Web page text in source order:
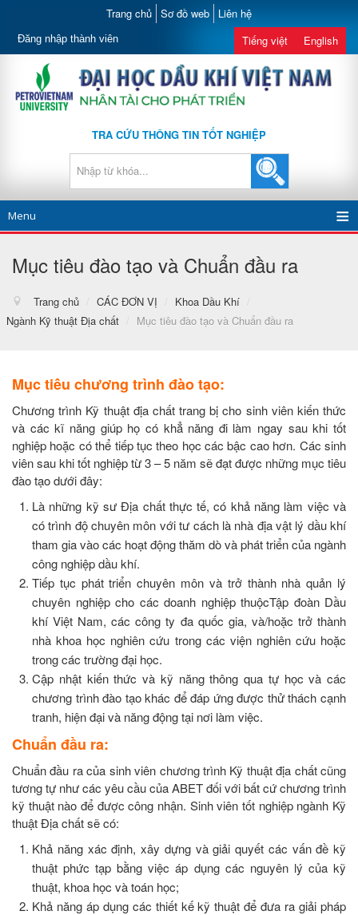
Trang chủ Sơ đồ web Liên hệ
Đăng nhập thành viên Tiếng việt English
TRA CỨU THÔNG TIN TỐT NGHIỆP
Menu
Mục tiêu đào tạo và Chuẩn đầu ra
Trang chủ / CÁC ĐƠN VỊ / Khoa Dầu Khí
/
Ngành Kỹ thuật Địa chất / Mục tiêu đào tạo và Chuẩn đầu ra
Mục tiêu chương trình đào tạo:
Chương trình Kỹ thuật địa chất trang bị cho sinh viên kiến thức
và các kĩ năng giúp họ có khẳ năng đi làm ngay sau khi tốt
nghiệp hoặc có thể tiếp tục theo học các bậc cao hơn. Các sinh
viên sau khi tốt nghiệp từ 3 – 5 năm sẽ đạt được những mục tiêu
đào tạo dưới đây:
Là những kỹ sư Địa chất thực tế, có khả năng làm việc và
có trình độ chuyên môn với tư cách là nhà địa vật lý dầu khí
tham gia vào các hoạt động thăm dò và phát triển của ngành
công nghiệp dầu khí.
Tiếp tục phát triển chuyên môn và trở thành nhà quản lý
chuyên nghiệp cho các doanh nghiệp thuộcTập đoàn Dầu
khí Việt Nam, các công ty đa quốc gia, và/hoặc trở thành
nhà khoa học nghiên cứu trong các viện nghiên cứu hoặc
trong các trường đại học.
Cập nhật kiến thức và kỹ năng thông qua tự học và các
chương trình đào tạo khác để đáp ứng được thử thách cạnh
tranh, hiện đại và năng động tại nơi làm việc.
Chuẩn đầu ra:
Chuẩn đầu ra của sinh viên chương trình Kỹ thuật địa chất cũng
tương tự như các yêu cầu của ABET đối với bất cứ chương trình
kỹ thuật nào để được công nhận. Sinh viên tốt nghiệp ngành Kỹ
thuật Địa chất sẽ có:
Khả năng xác định, xây dựng và giải quyết các vấn đề kỹ
thuật phức tạp bằng việc áp dụng các nguyên lý của kỹ
thuật, khoa học và toán học;
Khả năng áp dụng các thiết kế kỹ thuật để đưa ra giải pháp